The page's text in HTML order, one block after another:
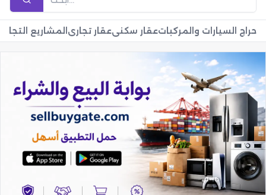
حراج السيارات والمركباتعقار سكنيعقار تجاري المشاريع